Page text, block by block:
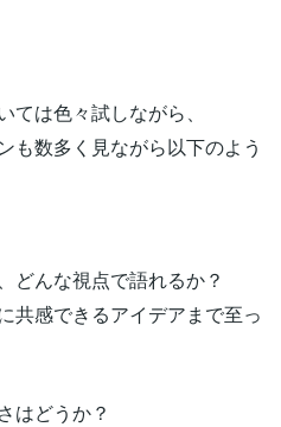
は色々試しながら、
も数多く見ながら以下のよう
どんな視点で語れるか？
共感できるアイデアまで至っ
はどうか？